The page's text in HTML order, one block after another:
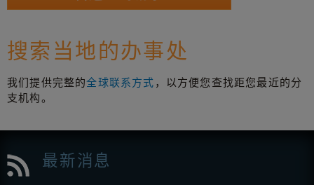
搜索当地的办事处
我们提供完整的全球联系方式 ，以方便您查找距您最近的分
支机构。
最新消息